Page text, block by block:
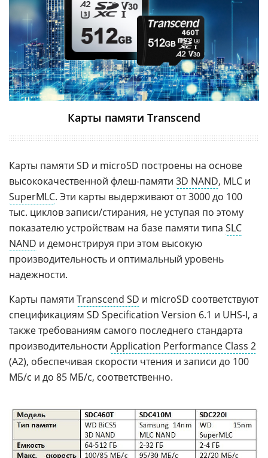
Карты памяти Transcend
Карты памяти SD и microSD построены на основе
высококачественной флеш-памяти 3D NAND, MLC и
SuperMLC. Эти карты выдерживают от 3000 до 100
тыс. циклов записи/стирания, не уступая по этому
показателю устройствам на базе памяти типа SLC
NAND и демонстрируя при этом высокую
производительность и оптимальный уровень
надежности.
Карты памяти Transcend SD и microSD соответствуют
спецификациям SD Specification Version 6.1 и UHS-I, а
также требованиям самого последнего стандарта
производительности Application Performance Class 2
(A2), обеспечивая скорости чтения и записи до 100
МБ/с и до 85 МБ/с, соответственно.